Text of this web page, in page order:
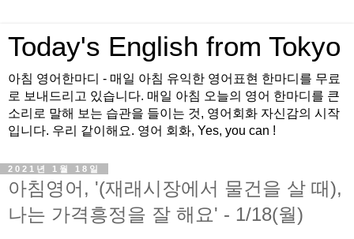
Today's English from Tokyo
아침 영어한마디 - 매일 아침 유익한 영어표현 한마디를 무료
로 보내드리고 있습니다. 매일 아침 오늘의 영어 한마디를 큰
소리로 말해 보는 습관을 들이는 것, 영어회화 자신감의 시작
입니다. 우리 같이해요. 영어 회화, Yes, you can !
2021년 1월 18일
아침영어, '(재래시장에서 물건을 살 때),
나는 가격흥정을 잘 해요' - 1/18(월)